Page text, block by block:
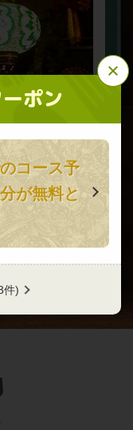
ポン
コース予
が無料と
件)
グラフィックが
雰囲気でお仕
スにはテレビ
しめます♪
る
フ 浜松町店